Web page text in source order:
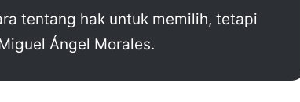
tentang hak untuk memilih, tetapi
Ángel Morales.